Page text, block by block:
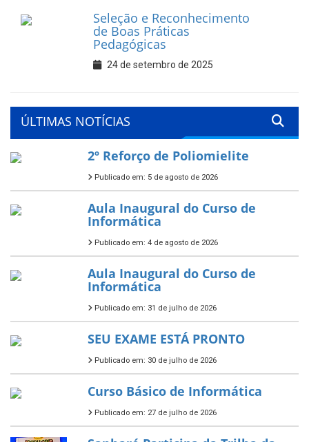
Seleção e Reconhecimento
de Boas Práticas
Pedagógicas
24 de setembro de 2025
ÚLTIMAS NOTÍCIAS
2º Reforço de Poliomielite
Publicado em: 5 de agosto de 2026
Aula Inaugural do Curso de
Informática
Publicado em: 4 de agosto de 2026
Aula Inaugural do Curso de
Informática
Publicado em: 31 de julho de 2026
SEU EXAME ESTÁ PRONTO
Publicado em: 30 de julho de 2026
Curso Básico de Informática
Publicado em: 27 de julho de 2026